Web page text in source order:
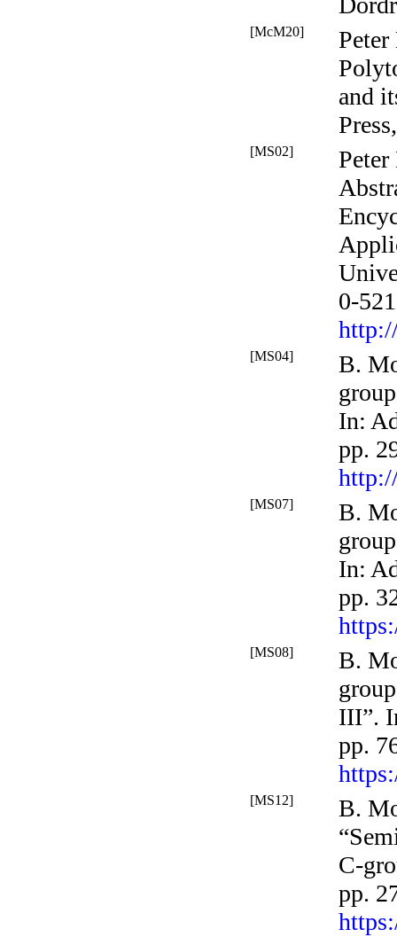
[McM20]
and
[MS02]
0-
[MS04]
B.
In:
pp.
[MS07]
B.
In:
pp.
[MS08]
B.
III”.
pp.
[MS12]
B.
C-
pp.